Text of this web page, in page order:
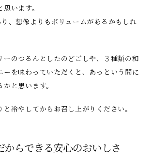
います。
、想像よりもボリュームがあるかもしれ
ーのつるんとしたのどごしや、３種類の和
ーを味わっていただくと、あっという間に
と思います。
冷やしてからお召し上がりください。
からできる安心のおいしさ